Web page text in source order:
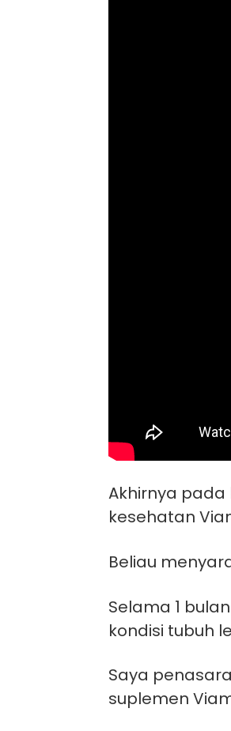
Akhirnya
kesehatan
Beliau
Selama 1
kondisi tubuh
Saya
suplemen